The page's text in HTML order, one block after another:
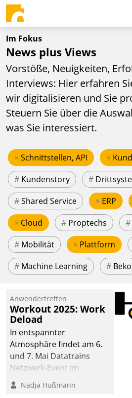
Im Fokus
News plus Views
Vorstöße, Neuigkeiten,
Interviews: Hier erfahren
wir digitalisieren und Sie
Steuern Sie über die
was Sie interessiert.
× Schnittstellen, API ×
# Kundenstory #
#Shared Service × ERP
× Cloud # Proptechs #
# Mobilität × Plattform
# Machine Learning # Beko
Anwendertreffen
Workout 2025: Work
Deload
In entspannter
Atmosphäre findet am 6.
und 7. Mai Datatrains
Netzwerk-Event im
Kunden- und Partnerkreis
statt. Zentrale Frage: Wie
Nadja Hußmann